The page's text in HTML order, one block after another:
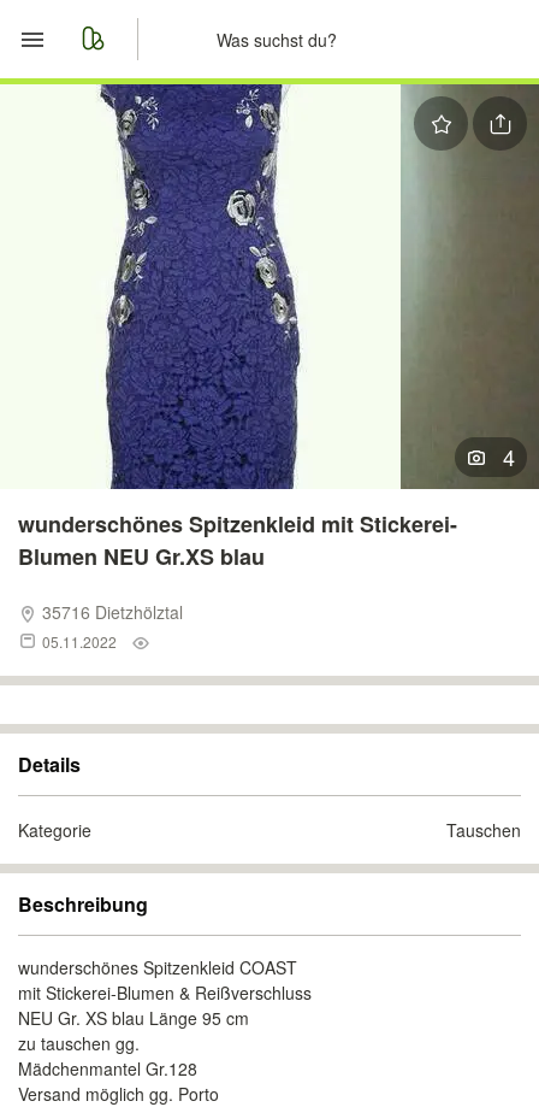
Start
Merkliste
Nachrichten
Anzeige aufgeben
4
wunderschönes Spitzenkleid mit Stickerei-
Blumen NEU Gr.XS blau
35716 Dietzhölztal
05.11.2022
Details
Kategorie Tauschen
Beschreibung
wunderschönes Spitzenkleid COAST
mit Stickerei-Blumen & Reißverschluss
NEU Gr. XS blau Länge 95 cm
zu tauschen gg.
Mädchenmantel Gr.128
Versand möglich gg. Porto